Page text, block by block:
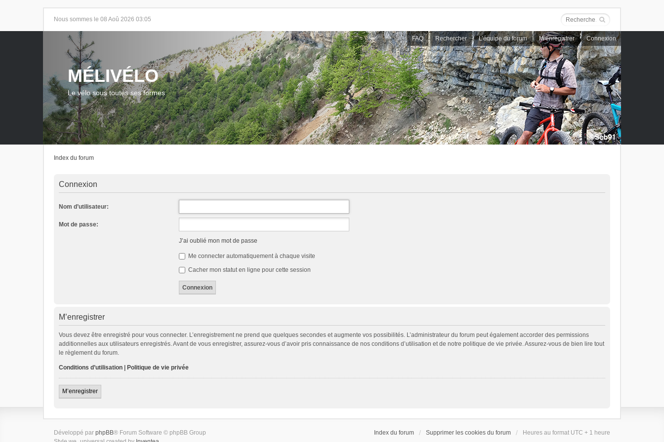
Nous sommes le 08 Aoû 2026 03:05
FAQ Rechercher L’équipe du forum M’enregistrer Connexion
MÉLIVÉLO
Le vélo sous toutes ses formes
Index du forum
Connexion
Nom d’utilisateur:
Mot de passe:
J’ai oublié mon mot de passe
Me connecter automatiquement à chaque visite
Cacher mon statut en ligne pour cette session
M’enregistrer
Vous devez être enregistré pour vous connecter. L’enregistrement ne prend que quelques secondes et augmente vos possibilités. L’administrateur du forum peut également accorder des permissions
additionnelles aux utilisateurs enregistrés. Avant de vous enregistrer, assurez-vous d’avoir pris connaissance de nos conditions d’utilisation et de notre politique de vie privée. Assurez-vous de bien lire tout
le règlement du forum.
Conditions d’utilisation Politique de vie privée
M’enregistrer
Index du forum Supprimer les cookies du forum Heures au format UTC + 1 heure
Développé par phpBB® Forum Software © phpBB Group